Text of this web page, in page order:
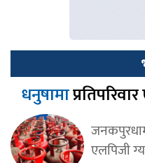
धनुषामा
एलपिजी